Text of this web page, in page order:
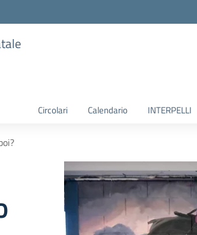
Circolari Calendario INTERPELLI